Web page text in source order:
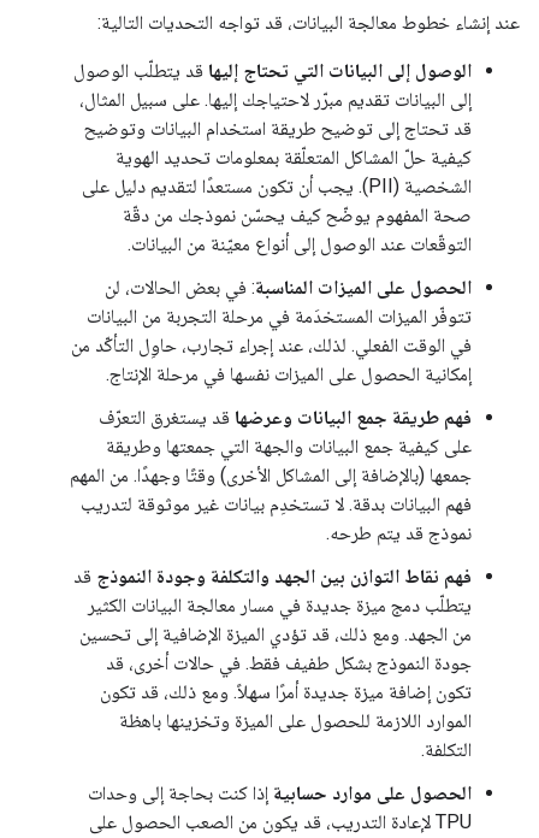
عند إنشاء خطوط معالجة البيانات، قد تواجه التحديات التالية:
الوصول إلى البيانات التي تحتاج إليها قد يتطلّب الوصول
إلى البيانات تقديم مبرّر لاحتياجك إليها. على سبيل المثال،
قد تحتاج إلى توضيح طريقة استخدام البيانات وتوضيح
كيفية حلّ المشاكل المتعلّقة بمعلومات تحديد الهوية
الشخصية (PII). يجب أن تكون مستعدًا لتقديم دليل على
صحة المفهوم يوضّح كيف يحسّن نموذجك من دقّة
التوقّعات عند الوصول إلى أنواع معيّنة من البيانات.
الحصول على الميزات المناسبة: في بعض الحالات، لن
تتوفّر الميزات المستخدَمة في مرحلة التجربة من البيانات
في الوقت الفعلي. لذلك، عند إجراء تجارب، حاوِل التأكّد من
إمكانية الحصول على الميزات نفسها في مرحلة الإنتاج.
فهم طريقة جمع البيانات وعرضها قد يستغرق التعرّف
على كيفية جمع البيانات والجهة التي جمعتها وطريقة
جمعها (بالإضافة إلى المشاكل الأخرى) وقتًا وجهدًا. من المهم
فهم البيانات بدقة. لا تستخدِم بيانات غير موثوقة لتدريب
نموذج قد يتم طرحه.
فهم نقاط التوازن بين الجهد والتكلفة وجودة النموذج قد
يتطلّب دمج ميزة جديدة في مسار معالجة البيانات الكثير
من الجهد. ومع ذلك، قد تؤدي الميزة الإضافية إلى تحسين
جودة النموذج بشكل طفيف فقط. في حالات أخرى، قد
تكون إضافة ميزة جديدة أمرًا سهلاً. ومع ذلك، قد تكون
الموارد اللازمة للحصول على الميزة وتخزينها باهظة
التكلفة.
الحصول على موارد حسابية إذا كنت بحاجة إلى وحدات
TPU لإعادة التدريب، قد يكون من الصعب الحصول على